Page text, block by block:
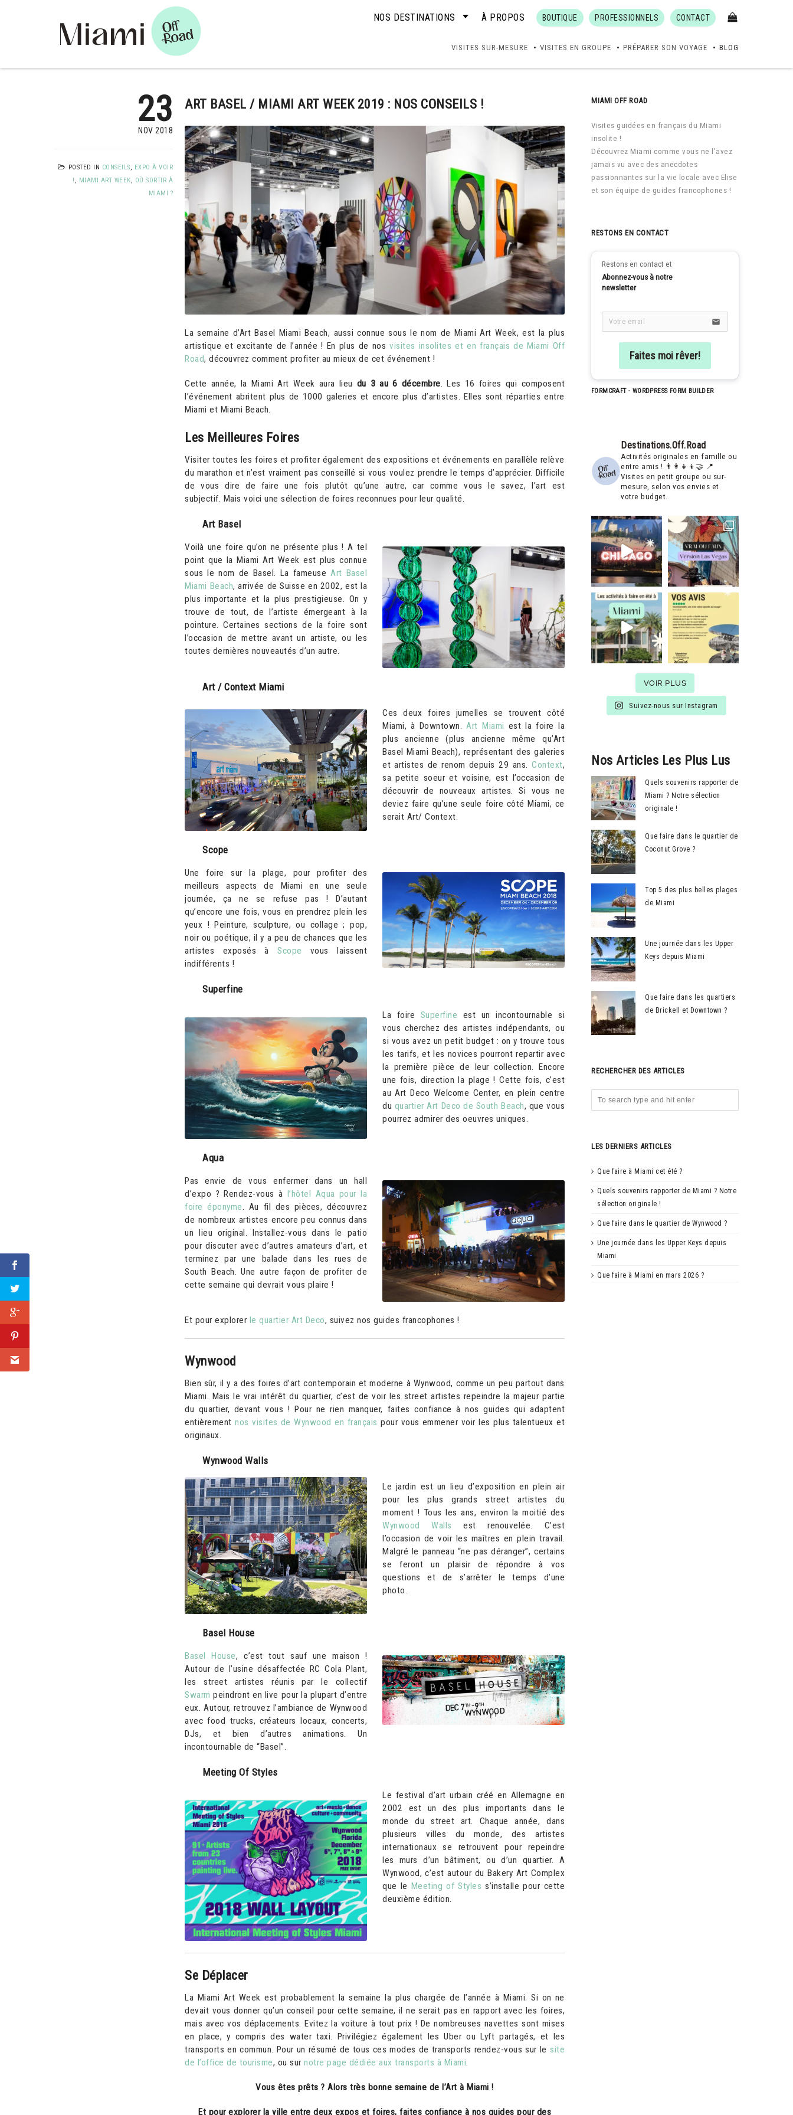
NOS DESTINATIONS À PROPOS BOUTIQUE PROFESSIONNELS CONTACT
VISITES SUR-MESURE VISITES EN GROUPE PRÉPARER SON VOYAGE BLOG
23
NOV 2018
POSTED IN CONSEILS, EXPO À VOIR
! , MIAMI ART WEEK, OÙ SORTIR À
MIAMI ?
ART BASEL / MIAMI ART WEEK 2019 : NOS CONSEILS !
La semaine d’Art Basel Miami Beach, aussi connue sous le nom de Miami Art Week, est la plus
artistique et excitante de l’année ! En plus de nosvisites insolites et en français de Miami Off
Road, découvrez comment profiter au mieux de cet événement !
Cette année, la Miami Art Week aura lieu du 3 au 6 décembre. Les 16 foires qui composent
l’événement abritent plus de 1000 galeries et encore plus d’artistes. Elles sont réparties entre
Miami et Miami Beach.
Les Meilleures Foires
Visiter toutes les foires et profiter également des expositions et événements en parallèle relève
du marathon et n’est vraiment pas conseillé si vous voulez prendre le temps d’apprécier. Difficile
de vous dire de faire une fois plutôt qu’une autre, car comme vous le savez, l’art est
subjectif. Mais voici une sélection de foires reconnues pour leur qualité.
Art Basel
Voilà une foire qu’on ne présente plus ! A tel
point que la Miami Art Week est plus connue
sous le nom de Basel. La fameuseArt Basel
Miami Beach, arrivée de Suisse en 2002, est la
plus importante et la plus prestigieuse. On y
trouve de tout, de l’artiste émergeant à la
pointure. Certaines sections de la foire sont
l’occasion de mettre avant un artiste, ou les
toutes dernières nouveautés d’un autre.
Art / Context Miami
Ces deux foires jumelles se trouvent côté
Miami, à Downtown.Art Miami est la foire la
plus ancienne (plus ancienne même qu’Art
Basel Miami Beach), représentant des galeries
et artistes de renom depuis 29 ans. Context,
sa petite soeur et voisine, est l’occasion de
découvrir de nouveaux artistes. Si vous ne
deviez faire qu’une seule foire côté Miami, ce
serait Art/ Context.
Scope
Une foire sur la plage, pour profiter des
meilleurs aspects de Miami en une seule
journée, ça ne se refuse pas ! D’autant
qu’encore une fois, vous en prendrez plein les
yeux ! Peinture, sculpture, ou collage ; pop,
noir ou poétique, il y a peu de chances que les
artistes exposés àScope vous laissent
indifférents !
Superfine
La foire Superfine est un incontournable si
vous cherchez des artistes indépendants, ou
si vous avez un petit budget : on y trouve tous
les tarifs, et les novices pourront repartir avec
la première pièce de leur collection. Encore
une fois, direction la plage ! Cette fois, c’est
au Art Deco Welcome Center, en plein centre
du quartier Art Deco de South Beach, que vous
pourrez admirer des oeuvres uniques.
Aqua
Pas envie de vous enfermer dans un hall
d’expo ? Rendez-vous à
l’hôtel Aqua pour la
foire éponyme. Au fil des pièces, découvrez
de nombreux artistes encore peu connus dans
un lieu original. Installez-vous dans le patio
pour discuter avec d’autres amateurs d’art, et
terminez par une balade dans les rues de
South Beach. Une autre façon de profiter de
cette semaine qui devrait vous plaire !
Et pour explorer le quartier Art Deco, suivez nos guides francophones !
Wynwood
Bien sûr, il y a des foires d’art contemporain et moderne à Wynwood, comme un peu partout dans
Miami. Mais le vrai intérêt du quartier, c’est de voir les street artistes repeindre la majeur partie
du quartier, devant vous ! Pour ne rien manquer, faites confiance à nos guides qui adaptent
entièrementnos visites de Wynwood en français pour vous emmener voir les plus talentueux et
originaux.
Wynwood Walls
Le jardin est un lieu d’exposition en plein air
pour les plus grands street artistes du
moment ! Tous les ans, environ la moitié des
Wynwood Walls est renouvelée. C’est
l’occasion de voir les maîtres en plein travail.
Malgré le panneau “ne pas déranger”, certains
se feront un plaisir de répondre à vos
questions et de s’arrêter le temps d’une
photo.
Basel House
Basel House, c’est tout sauf une maison !
Autour de l’usine désaffectée RC Cola Plant,
les street artistes réunis par le collectif
Swarm peindront en live pour la plupart d’entre
eux. Autour, retrouvez l’ambiance de Wynwood
avec food trucks, créateurs locaux, concerts,
DJs, et bien d’autres animations. Un
incontournable de “Basel”.
Meeting Of Styles
Le festival d’art urbain créé en Allemagne en
2002 est un des plus importants dans le
monde du street art. Chaque année, dans
plusieurs villes du monde, des artistes
internationaux se retrouvent pour repeindre
les murs d’un bâtiment, ou d’un quartier. A
Wynwood, c’est autour du Bakery Art Complex
que le Meeting of Styles s’installe pour cette
deuxième édition.
Se Déplacer
La Miami Art Week est probablement la semaine la plus chargée de l’année à Miami. Si on ne
devait vous donner qu’un conseil pour cette semaine, il ne serait pas en rapport avec les foires,
mais avec vos déplacements. Evitez la voiture à tout prix ! De nombreuses navettes sont mises
en place, y compris des water taxi. Privilégiez également les Uber ou Lyft partagés, et les
transports en commun. Pour un résumé de tous ces modes de transports rendez-vous sur le site
de l’office de tourisme, ou surnotre page dédiée aux transports à Miami.
Vous êtes prêts ? Alors très bonne semaine de l’Art à Miami !
Et pour explorer la ville entre deux expos et foires, faites confiance à nos guides pour des
MIAMI OFF ROAD
Visites guidées en français du Miami
insolite !
Découvrez Miami comme vous ne l'avez
jamais vu avec des anecdotes
passionnantes sur la vie locale avec Elise
et son équipe de guides francophones !
RESTONS EN CONTACT
Restons en contact et
Abonnez-vous à notre
newsletter
email
Faites moi rêver!
FORMCRAFT - WORDPRESS FORM BUILDER
Destinations.off.road
Activités originales en famille ou
entre amis ! 👨‍👩‍👧‍👦🤝 📍
Visites en petit groupe ou sur-
mesure, selon vos envies et
votre budget.
VOIR PLUS
Suivez-nous sur Instagram
Nos Articles Les Plus Lus
Quels souvenirs rapporter de
Miami ? Notre sélection
originale !
Que faire dans le quartier de
Coconut Grove ?
Top 5 des plus belles plages
de Miami
Une journée dans les Upper
Keys depuis Miami
Que faire dans les quartiers
de Brickell et Downtown ?
RECHERCHER DES ARTICLES
LES DERNIERS ARTICLES
Que faire à Miami cet été ?
Quels souvenirs rapporter de Miami ? Notre
sélection originale !
Que faire dans le quartier de Wynwood ?
Une journée dans les Upper Keys depuis
Miami
Que faire à Miami en mars 2026 ?